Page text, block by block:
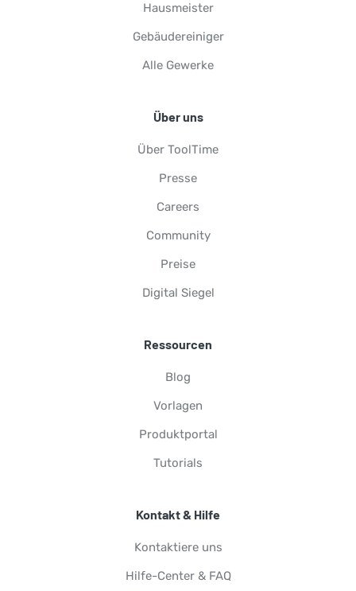
Hausmeister
Gebäudereiniger
Alle Gewerke
Über uns
Über ToolTime
Presse
Careers
Community
Preise
Digital Siegel
Ressourcen
Blog
Vorlagen
Produktportal
Tutorials
Kontakt & Hilfe
Kontaktiere uns
Hilfe-Center & FAQ